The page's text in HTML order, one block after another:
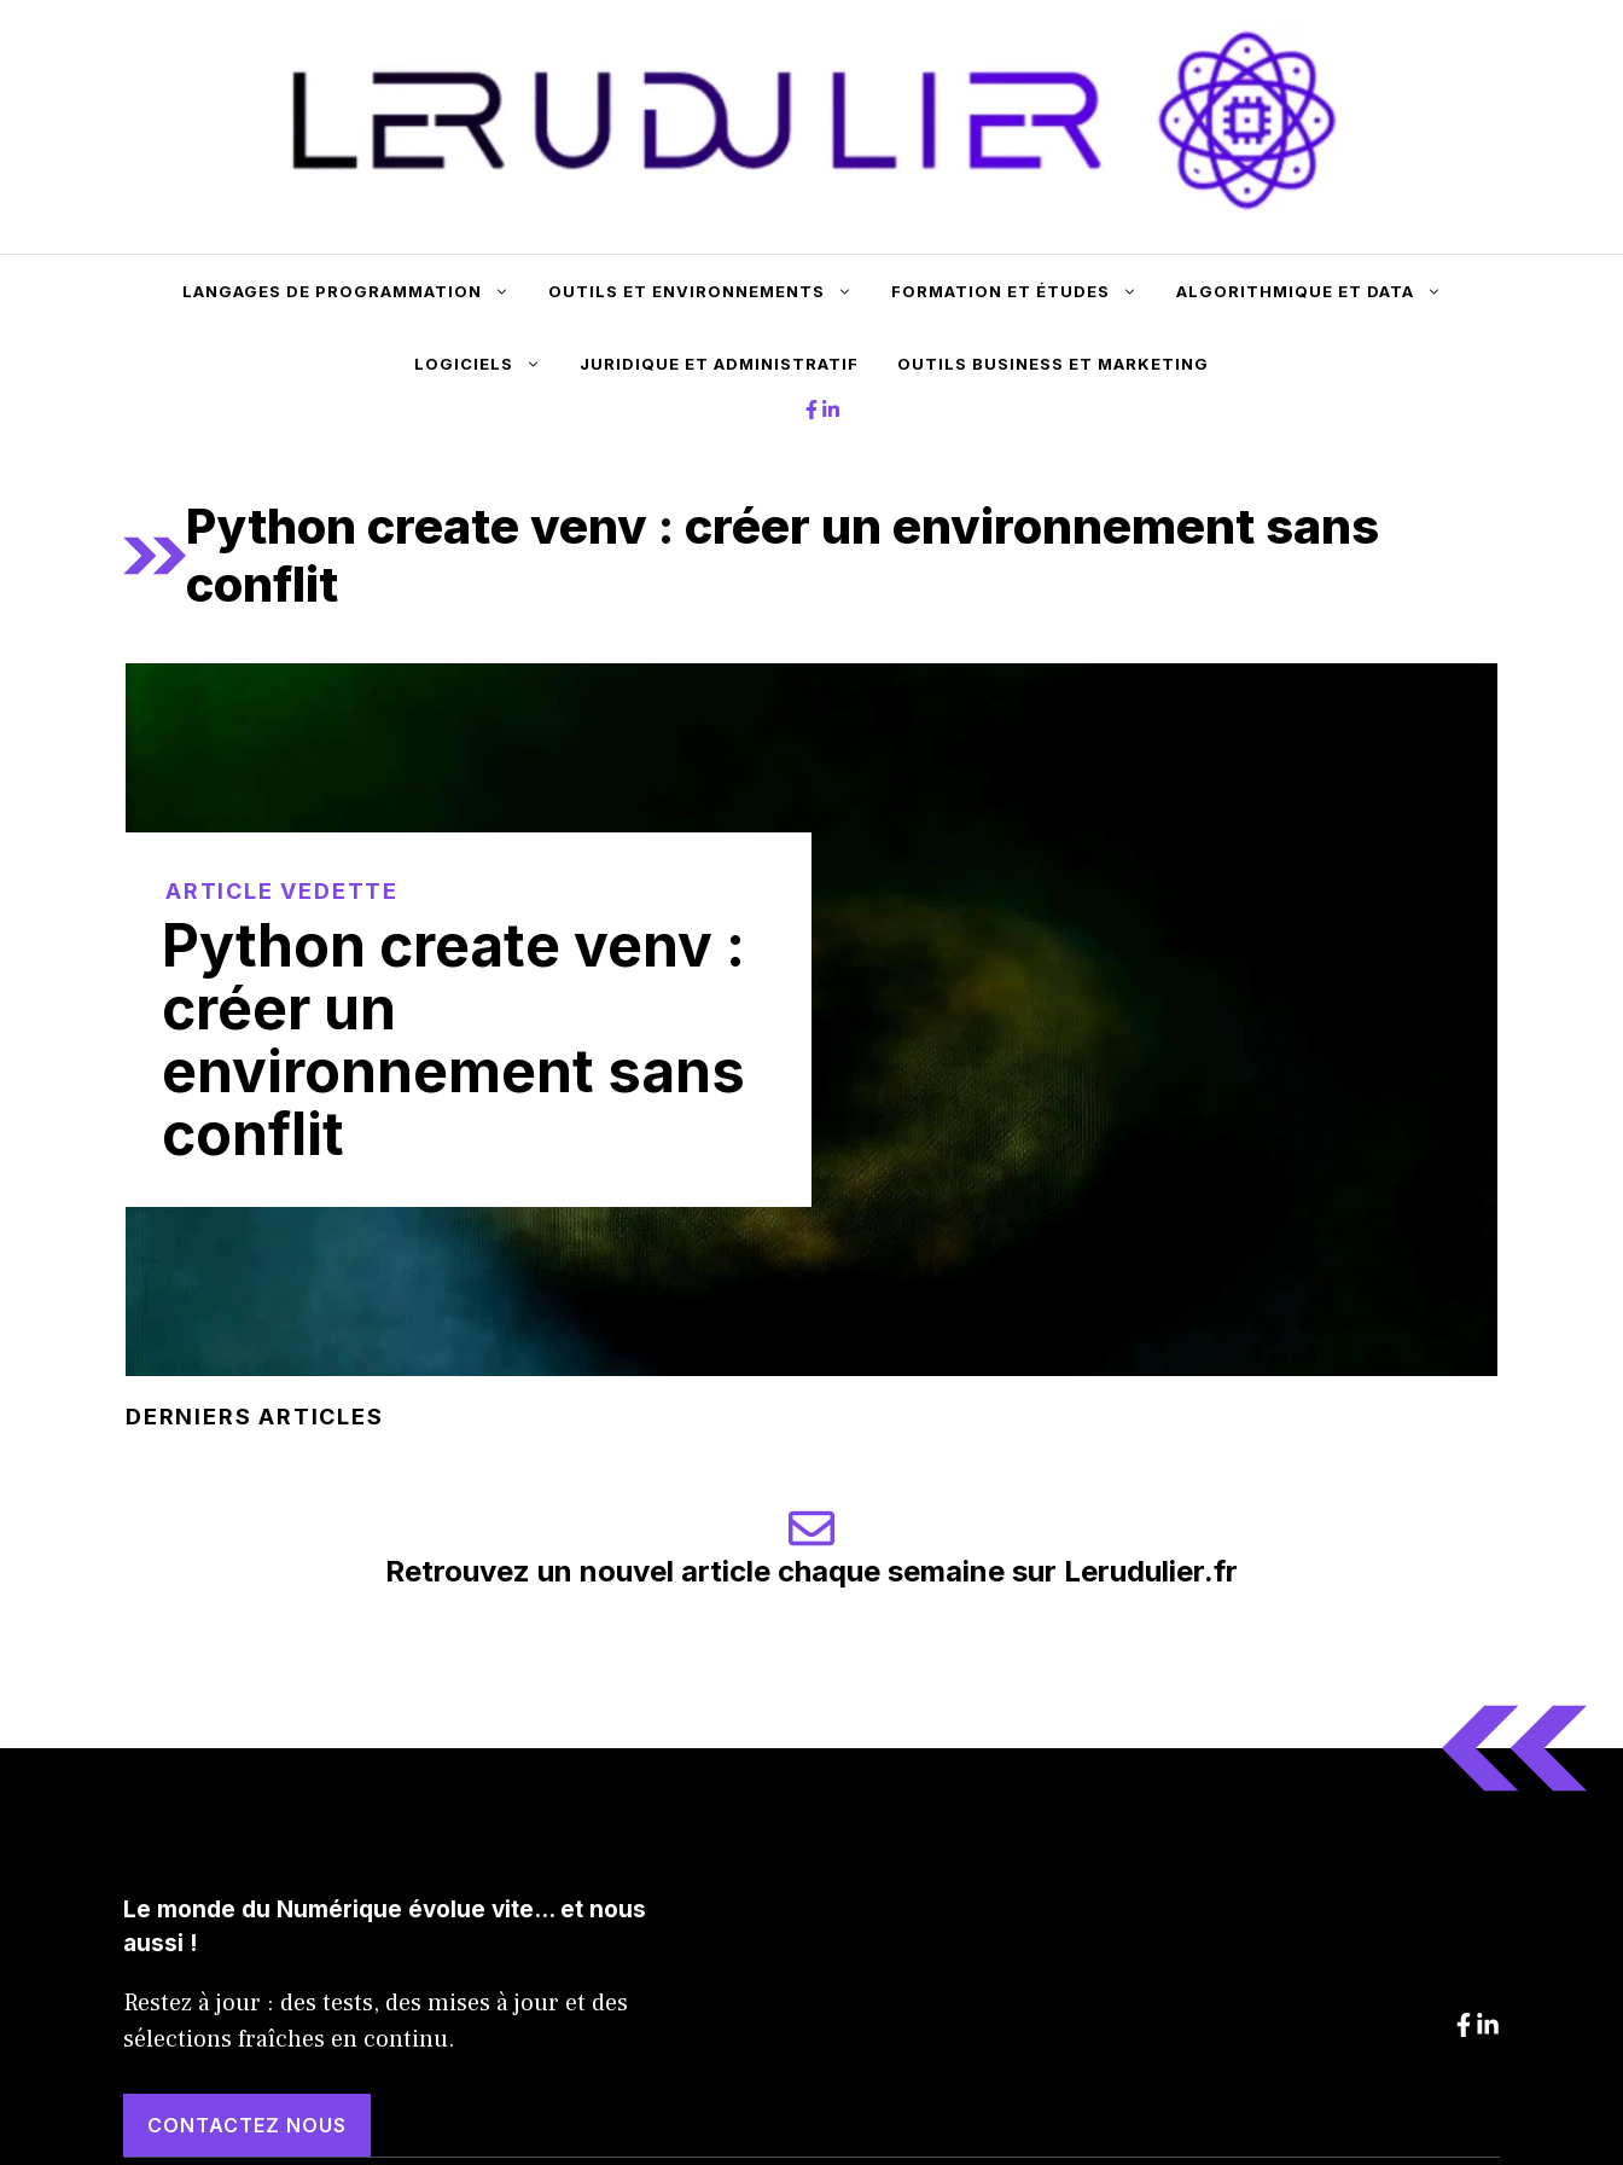
LANGAGES DE PROGRAMMATION OUTILS ET ENVIRONNEMENTS FORMATION ET ÉTUDES ALGORITHMIQUE ET DATA
LOGICIELS JURIDIQUE ET ADMINISTRATIF OUTILS BUSINESS ET MARKETING
Python create venv : créer un environnement sans
conflit
ARTICLE VEDETTE
Python create venv :
créer un
environnement sans
conflit
DERNIERS ARTICLES
Retrouvez un nouvel article chaque semaine sur Lerudulier.fr
Le monde du Numérique évolue vite... et nous
aussi !
Restez à jour : des tests, des mises à jour et des
sélections fraîches en continu.
CONTACTEZ NOUS